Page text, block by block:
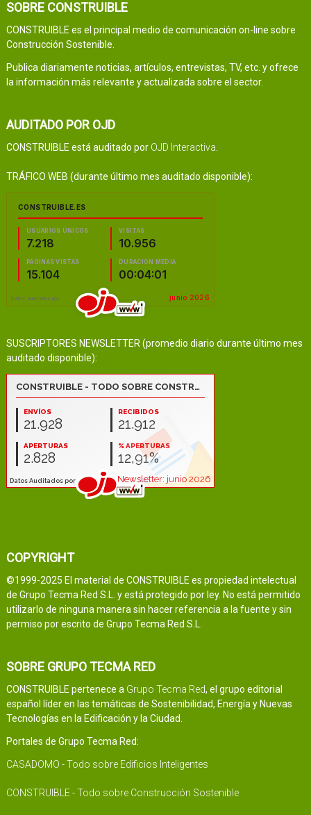
SOBRE CONSTRUIBLE
CONSTRUIBLE es el principal medio de comunicación on-line sobre
Construcción Sostenible.
Publica diariamente noticias, artículos, entrevistas, TV, etc. y ofrece
la información más relevante y actualizada sobre el sector.
AUDITADO POR OJD
CONSTRUIBLE está auditado por OJD Interactiva
TRÁFICO WEB (durante último mes auditado disponible):
SUSCRIPTORES NEWSLETTER (promedio diario durante último mes
auditado disponible):
COPYRIGHT
©1999-2025 El material de CONSTRUIBLE es propiedad intelectual
de Grupo Tecma Red S.L. y está protegido por ley. No está permitido
utilizarlo de ninguna manera sin hacer referencia a la fuente y sin
permiso por escrito de Grupo Tecma Red S.L.
SOBRE GRUPO TECMA RED
CONSTRUIBLE pertenece a Grupo Tecma Red, el grupo editorial
español líder en las temáticas de Sostenibilidad, Energía y Nuevas
Tecnologías en la Edificación y la Ciudad.
Portales de Grupo Tecma Red:
CASADOMO - Todo sobre Edificios Inteligentes
CONSTRUIBLE - Todo sobre Construcción Sostenible